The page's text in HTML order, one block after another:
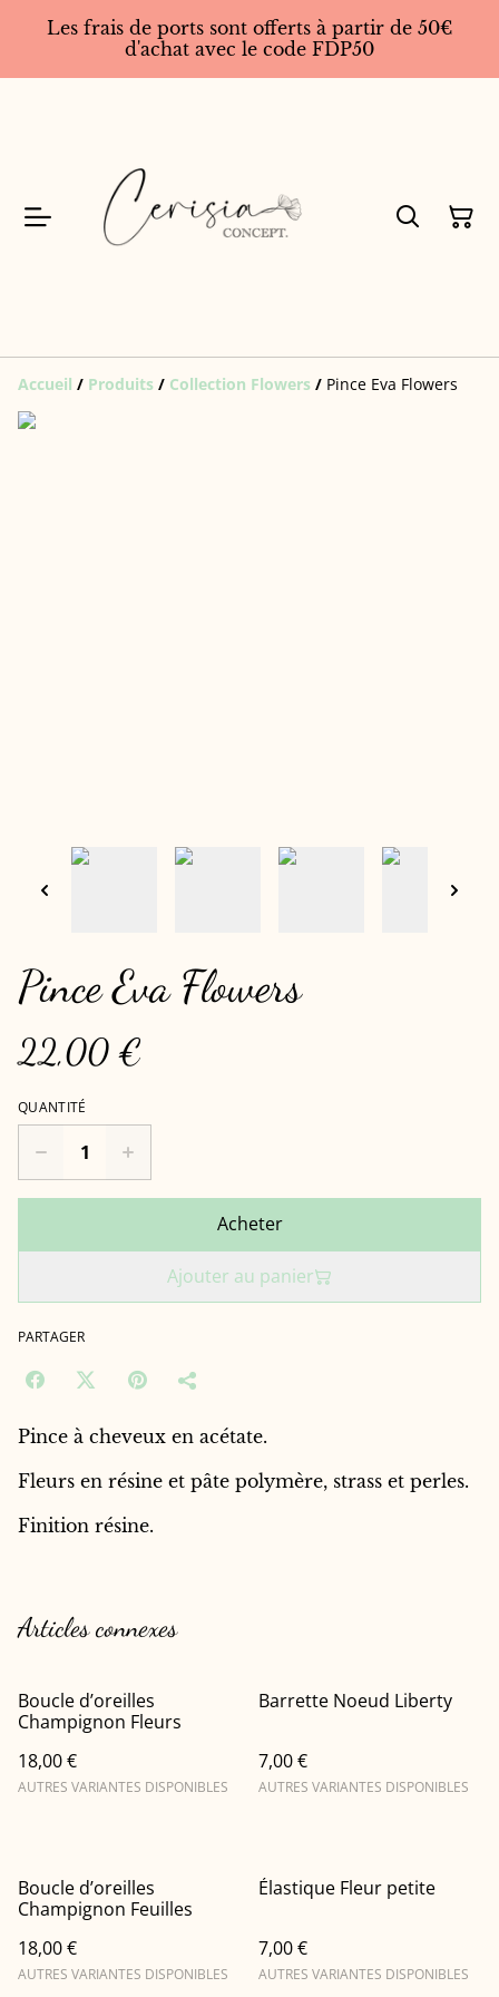
Les frais de ports sont offerts à partir de 50€
d'achat avec le code FDP50
Accueil / Produits / Collection Flowers / Pince Eva Flowers
Pince Eva Flowers
22,00 €
QUANTITÉ
Acheter
Ajouter au panier
PARTAGER
Pince à cheveux en acétate.
Fleurs en résine et pâte polymère, strass et perles.
Finition résine.
Articles connexes
Boucle d’oreilles
Champignon Fleurs
18,00 €
AUTRES VARIANTES DISPONIBLES
Barrette Noeud Liberty
7,00 €
AUTRES VARIANTES DISPONIBLES
Boucle d’oreilles
Champignon Feuilles
18,00 €
AUTRES VARIANTES DISPONIBLES
Élastique Fleur petite
7,00 €
AUTRES VARIANTES DISPONIBLES